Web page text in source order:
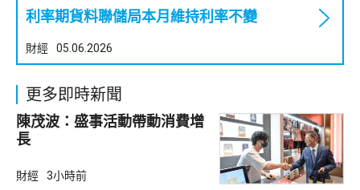
利率期貨料聯儲局本月維持利率不變
財經 05.06.2026
更多即時新聞
陳茂波：盛事活動帶動消費增
長
財經 3小時前